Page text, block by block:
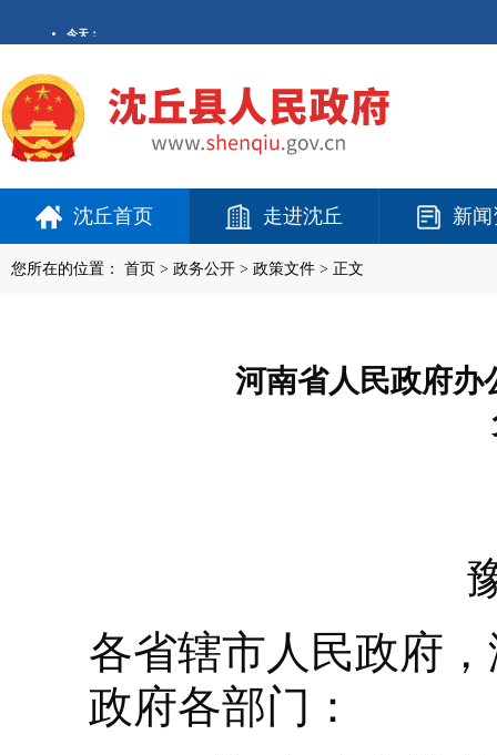
沈丘首页 走进沈丘 新
您所在的位置： 首页 > 政务公开 > 政策文件 > 正文
河南省人民政府办
各省辖市人民政府
政府各部门：